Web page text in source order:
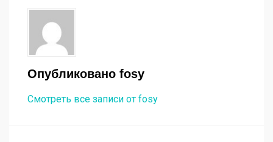
o
k
Опубликовано fosy
Смотреть все записи от fosy